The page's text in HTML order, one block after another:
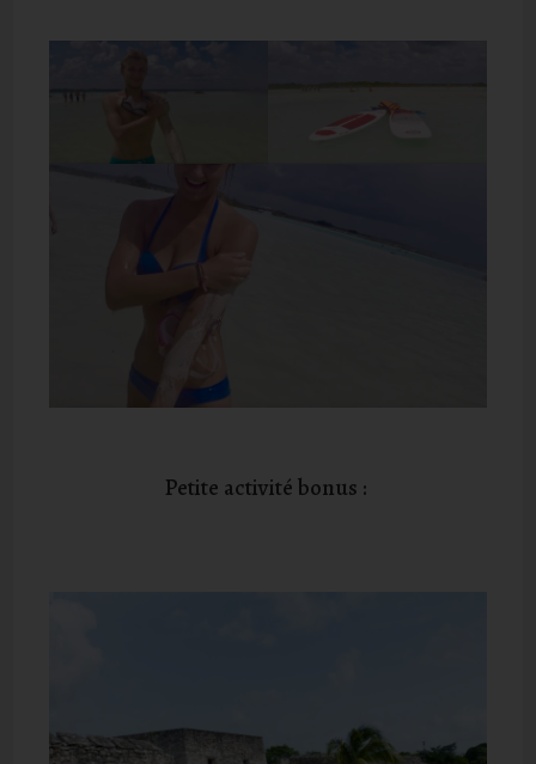
Petite activité bonus :